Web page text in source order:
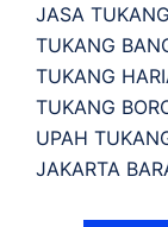
JASA
TUKANG
TUKANG
TUKANG
UPAH
JAKARTA